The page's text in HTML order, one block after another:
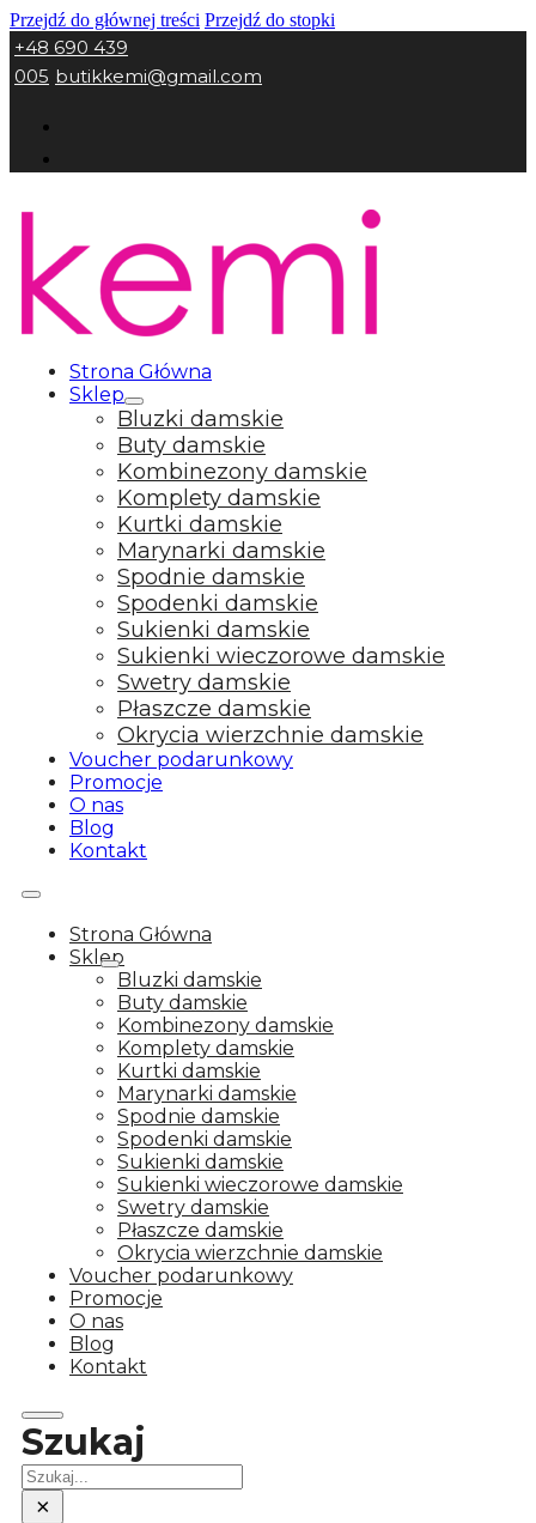
Przejdź do głównej treści Przejdź do stopki
+48 690 439
005 butikkemi@gmail.com
Strona Główna
Sklep
Bluzki damskie
Buty damskie
Kombinezony damskie
Komplety damskie
Kurtki damskie
Marynarki damskie
Spodnie damskie
Spodenki damskie
Sukienki damskie
Sukienki wieczorowe damskie
Swetry damskie
Płaszcze damskie
Okrycia wierzchnie damskie
Voucher podarunkowy
Promocje
O nas
Blog
Kontakt
Strona Główna
Sklep
Bluzki damskie
Buty damskie
Kombinezony damskie
Komplety damskie
Kurtki damskie
Marynarki damskie
Spodnie damskie
Spodenki damskie
Sukienki damskie
Sukienki wieczorowe damskie
Swetry damskie
Płaszcze damskie
Okrycia wierzchnie damskie
Voucher podarunkowy
Promocje
O nas
Blog
Kontakt
Szukaj
Szukaj
×